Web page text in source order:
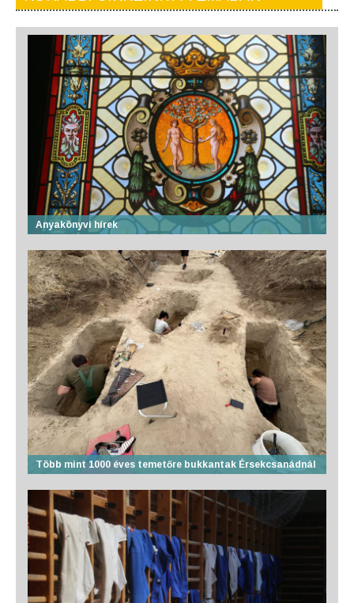
Anyakönyvi hírek
Több mint 1000 éves temetőre bukkantak Érsekcsanádnál